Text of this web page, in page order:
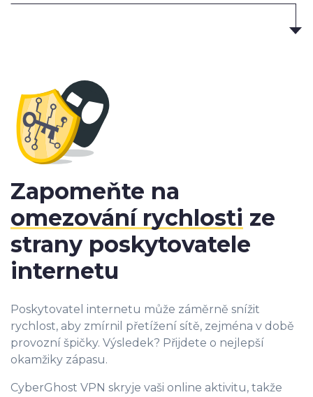
Poskytovatel internetu může záměrně snížit
rychlost, aby zmírnil přetížení sítě, zejména v době
provozní špičky. Výsledek? Přijdete o nejlepší
okamžiky zápasu.
CyberGhost VPN skryje vaši online aktivitu, takže
Zapomeňte na
omezování rychlosti ze
strany poskytovatele
internetu